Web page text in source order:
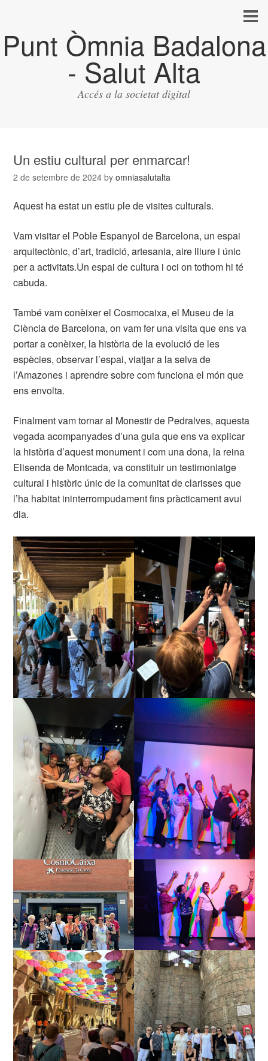
Punt Òmnia Badalona
- Salut Alta
Accés a la societat digital
Un estiu cultural per enmarcar!
2 de setembre de 2024 byomniasalutalta
Aquest ha estat un estiu ple de visites culturals.
Vam visitar el Poble Espanyol de Barcelona, un espai
arquitectònic, d’art, tradició, artesania, aire lliure i únic
per a activitats.Un espai de cultura i oci on tothom hi té
cabuda.
També vam conèixer el Cosmocaixa, el Museu de la
Ciència de Barcelona, on vam fer una visita que ens va
portar a conèixer, la història de la evolució de les
espècies, observar l’espai, viatjar a la selva de
l’Amazones i aprendre sobre com funciona el món que
ens envolta.
Finalment vam tornar al Monestir de Pedralves, aquesta
vegada acompanyades d’una guia que ens va explicar
la història d’aquest monument i com una dona, la reina
Elisenda de Montcada, va constituir un testimoniatge
cultural i històric únic de la comunitat de clarisses que
l’ha habitat ininterrompudament fins pràcticament avui
dia.